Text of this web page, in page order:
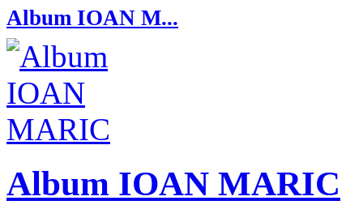
Album IOAN M...
Album IOAN MARIC